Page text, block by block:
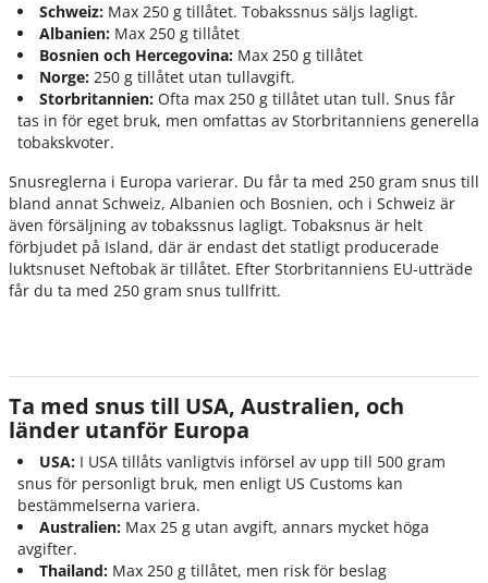
Schweiz: Max 250 g tillåtet. Tobakssnus säljs lagligt.
Albanien: Max 250 g tillåtet
Bosnien och Hercegovina: Max 250 g tillåtet
Norge: 250 g tillåtet utan tullavgift.
Storbritannien: Ofta max 250 g tillåtet utan tull. Snus får
tas in för eget bruk, men omfattas av Storbritanniens generella
tobakskvoter.
Snusreglerna i Europa varierar. Du får ta med 250 gram snus till
bland annat Schweiz, Albanien och Bosnien, och i Schweiz är
även försäljning av tobakssnus lagligt. Tobaksnus är helt
förbjudet på Island, där är endast det statligt producerade
luktsnuset Neftobak är tillåtet. Efter Storbritanniens EU-utträde
får du ta med 250 gram snus tullfritt.
Ta med snus till USA, Australien, och
länder utanför Europa
USA: I USA tillåts vanligtvis införsel av upp till 500 gram
snus för personligt bruk, men enligt US Customs kan
bestämmelserna variera.
Australien: Max 25 g utan avgift, annars mycket höga
avgifter.
Thailand: Max 250 g tillåtet, men risk för beslag